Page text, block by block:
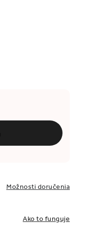
Možnosti doručenia
Ako to funguje